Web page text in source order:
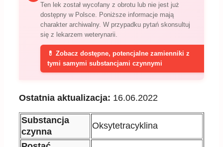
Ten lek został wycofany z obrotu lub nie jest już
dostępny w Polsce. Poniższe informacje mają
charakter archiwalny. W przypadku pytań skonsultuj
się z lekarzem weterynarii.
💊 Zobacz dostępne, potencjalne zamienniki z
tymi samymi substancjami czynnymi
Ostatnia aktualizacja: 16.06.2022
Substancja
czynna
Oksytetracyklina